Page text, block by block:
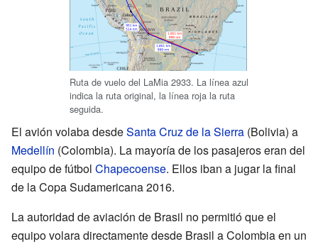
Ruta de vuelo del LaMia 2933. La línea azul
indica la ruta original, la línea roja la ruta
seguida.
El avión volaba desdeSanta Cruz de la Sierra (Bolivia) a
Medellín (Colombia). La mayoría de los pasajeros eran del
equipo de fútbol Chapecoense. Ellos iban a jugar la final
de la Copa Sudamericana 2016.
La autoridad de aviación de Brasil no permitió que el
equipo volara directamente desde Brasil a Colombia en un